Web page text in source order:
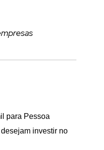
para Pessoa
investir no